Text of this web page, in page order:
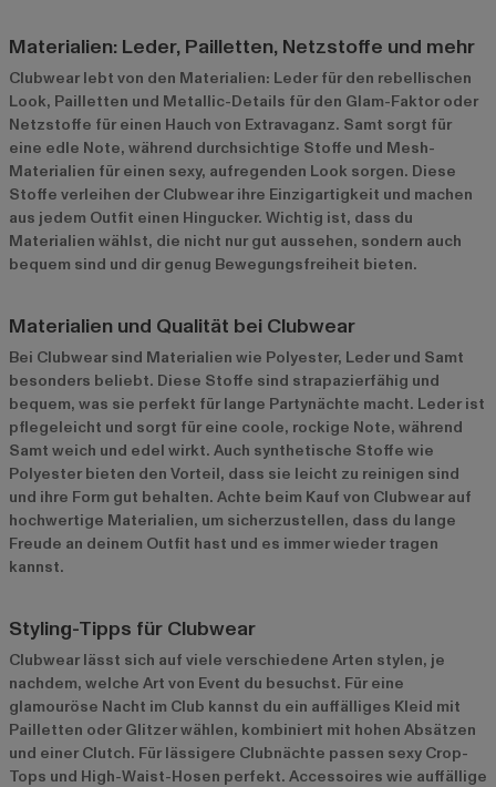
Materialien: Leder, Pailletten, Netzstoffe und mehr
Clubwear lebt von den Materialien: Leder für den rebellischen
Look, Pailletten und Metallic-Details für den Glam-Faktor oder
Netzstoffe für einen Hauch von Extravaganz. Samt sorgt für
eine edle Note, während durchsichtige Stoffe und Mesh-
Materialien für einen sexy, aufregenden Look sorgen. Diese
Stoffe verleihen der Clubwear ihre Einzigartigkeit und machen
aus jedem Outfit einen Hingucker. Wichtig ist, dass du
Materialien wählst, die nicht nur gut aussehen, sondern auch
bequem sind und dir genug Bewegungsfreiheit bieten.
Materialien und Qualität bei Clubwear
Bei Clubwear sind Materialien wie Polyester, Leder und Samt
besonders beliebt. Diese Stoffe sind strapazierfähig und
bequem, was sie perfekt für lange Partynächte macht. Leder ist
pflegeleicht und sorgt für eine coole, rockige Note, während
Samt weich und edel wirkt. Auch synthetische Stoffe wie
Polyester bieten den Vorteil, dass sie leicht zu reinigen sind
und ihre Form gut behalten. Achte beim Kauf von Clubwear auf
hochwertige Materialien, um sicherzustellen, dass du lange
Freude an deinem Outfit hast und es immer wieder tragen
kannst.
Styling-Tipps für Clubwear
Clubwear lässt sich auf viele verschiedene Arten stylen, je
nachdem, welche Art von Event du besuchst. Für eine
glamouröse Nacht im Club kannst du ein auffälliges Kleid mit
Pailletten oder Glitzer wählen, kombiniert mit hohen Absätzen
und einer Clutch. Für lässigere Clubnächte passen sexy Crop-
Tops und High-Waist-Hosen perfekt. Accessoires wie auffällige